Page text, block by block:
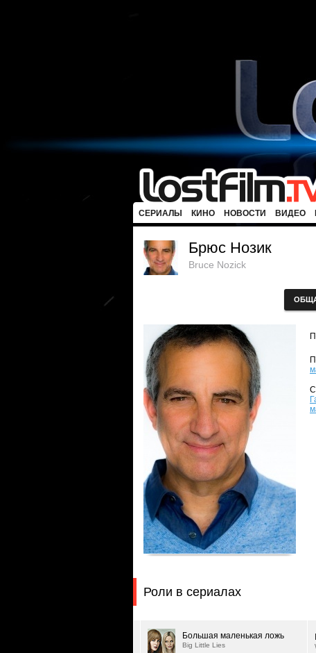
СЕРИАЛЫ КИНО НОВОСТИ ВИДЕО
Брюс Нозик
Bruce Nozick
Роли в сериалах
Большая маленькая ложь
Big Little Lies